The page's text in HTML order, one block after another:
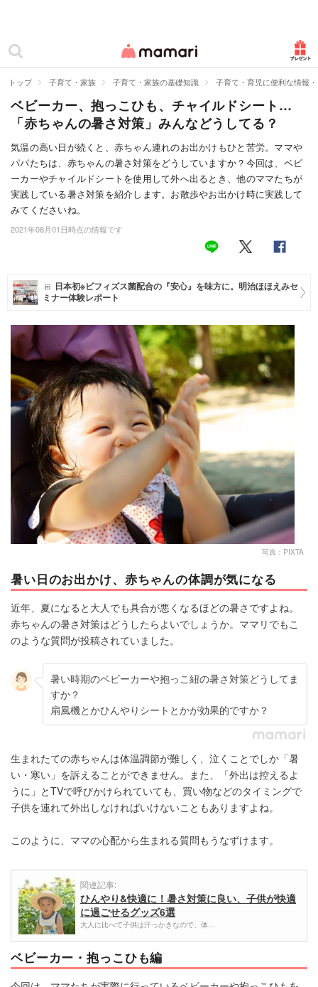
ママリ
カテゴリー一覧
妊娠
出産
赤ちゃん・育児
子育て・家族
病院
お仕事
トレンド・イベント
トップ 子育て・家族 子育て・家族の基礎知識 子育て・育児に便利な情報
ベビーカー、抱っこひも、チャイルドシート…
「赤ちゃんの暑さ対策」みんなどうしてる？
気温の高い日が続くと、赤ちゃん連れのお出かけもひと苦労。ママや
パパたちは、赤ちゃんの暑さ対策をどうしていますか？今回は、ベビ
ーカーやチャイルドシートを使用して外へ出るとき、他のママたちが
実践している暑さ対策を紹介します。お散歩やお出かけ時に実践して
みてくださいね。
2021年08月01日時点の情報です
日本初※ビフィズス菌配合の『安心』を味方に。明治ほほえみセ
ミナー体験レポート
写真：PIXTA
暑い日のお出かけ、赤ちゃんの体調が気になる
近年、夏になると大人でも具合が悪くなるほどの暑さですよね。
赤ちゃんの暑さ対策はどうしたらよいでしょうか。ママリでもこ
のような質問が投稿されていました。
暑い時期のベビーカーや抱っこ紐の暑さ対策どうしてま
すか？
扇風機とかひんやりシートとかが効果的ですか？
生まれたての赤ちゃんは体温調節が難しく、泣くことでしか「暑
い・寒い」を訴えることができません。また、「外出は控えるよ
うに」とTVで呼びかけられていても、買い物などのタイミングで
子供を連れて外出しなければいけないこともありますよね。
このように、ママの心配から生まれる質問もうなずけます。
関連記事:
ひんやり&快適に！暑さ対策に良い、子供が快適
に過ごせるグッズ6選
大人に比べて子供は汗っかきなので、体…
ベビーカー・抱っこひも編